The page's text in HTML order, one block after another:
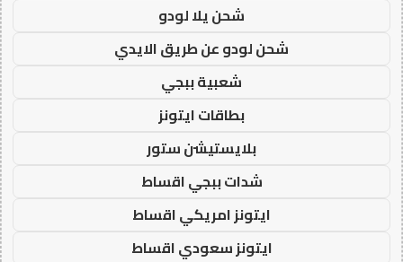
شحن يلا لودو
شحن لودو عن طريق الايدي
شعبية ببجي
بطاقات ايتونز
بلايستيشن ستور
شدات ببجي اقساط
ايتونز امريكي اقساط
ايتونز سعودي اقساط